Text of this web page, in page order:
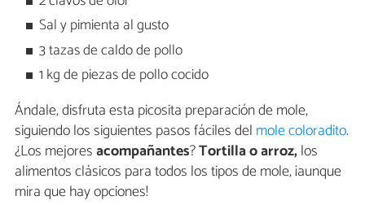
Sal y pimienta al gusto
3 tazas de caldo de pollo
1 kg de piezas de pollo cocido
Ándale, disfruta esta picosita preparación de mole,
siguiendo los siguientes pasos fáciles del mole coloradito.
¿Los mejoresacompañantes?Tortilla o arroz,los
alimentos clásicos para todos los tipos de mole, ¡aunque
mira que hay opciones!